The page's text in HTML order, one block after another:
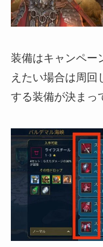
装備はキャンペー
えたい場合は周回
する装備が決まっ